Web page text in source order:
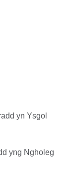
yn Ysgol
yng Ngholeg